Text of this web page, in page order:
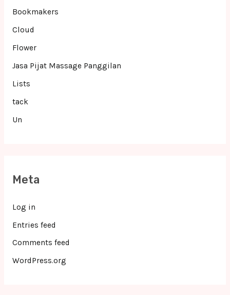
Bookmakers
Cloud
Flower
Jasa Pijat Massage Panggilan
Lists
tack
Un
Meta
Log in
Entries feed
Comments feed
WordPress.org